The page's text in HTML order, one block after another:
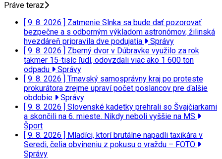
Práve teraz
[ 9. 8. 2026 ] Zatmenie Slnka sa bude dať pozorovať
bezpečne a s odborným výkladom astronómov, žilinská
hvezdáreň pripravila dve podujatia
Správy
[ 9. 8. 2026 ] Zberný dvor v Dúbravke využilo za rok
takmer 15-tisíc ľudí, odovzdali viac ako 1 600 ton
odpadu
Správy
[ 9. 8. 2026 ] Trnavský samosprávny kraj po proteste
prokurátora zrejme upraví počet poslancov pre ďalšie
obdobie
Správy
[ 9. 8. 2026 ] Slovenské kadetky prehrali so Švajčiarkami
a skončili na 6. mieste. Nikdy neboli vyššie na MS
Šport
[ 9. 8. 2026 ] Mladíci, ktorí brutálne napadli taxikára v
Seredi, čelia obvineniu z pokusu o vraždu – FOTO
Správy